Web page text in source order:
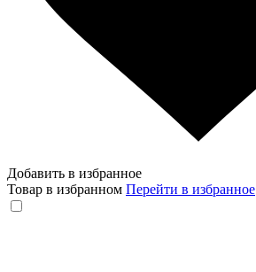
Добавить в избранное
Товар в избранном Перейти в избранное